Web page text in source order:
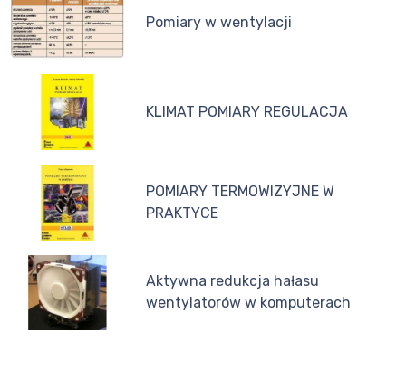
Pomiary w wentylacji
KLIMAT POMIARY REGULACJA
POMIARY TERMOWIZYJNE W
PRAKTYCE
Aktywna redukcja hałasu
wentylatorów w komputerach